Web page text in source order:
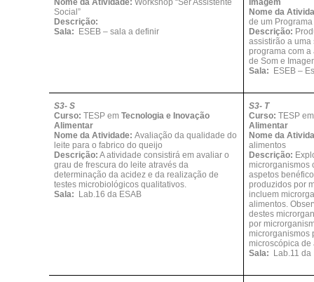
Nome da Atividade: Workshop “Ser Assistente
Social”
Descrição:
Sala:
ESEB – sala a definir
Imagem
Nome da
de um Programa
Descrição:
assistirão a
programa com a
de Som e
Sala:
ESEB –
S3- S
Curso:TESP emTecnologia e Inovação
Alimentar
Nome da Atividade: Avaliação da qualidade do
leite para o fabrico do queijo
Descrição: A atividade consistirá em avaliar o
grau de frescura do leite através da
determinação da acidez e da realização de
testes microbiológicos qualitativos.
Sala:
Lab.16 da ESAB
S3- T
Curso:TESP
Alimentar
Nome da
alimentos
Descrição:
microrganismos
aspetos
produzidos por
incluem
alimentos.
destes
por
microrganismos
microscópica
Sala:
Lab.11 da